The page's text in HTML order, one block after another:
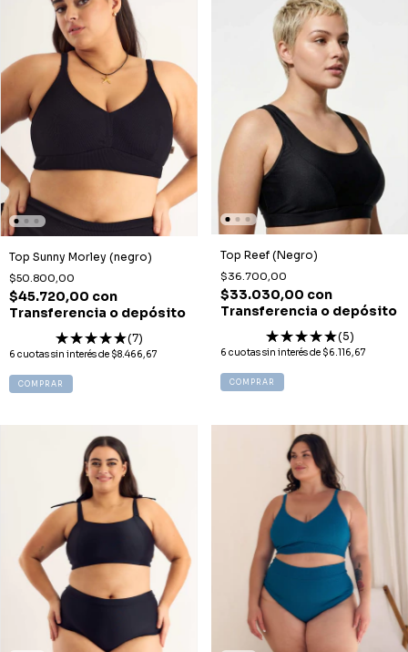
Top Sunny Morley (negro)
$50.800,00
$45.720,00 con
Transferencia o depósito
(7)
6 cuotas sin interés de $8.466,67
COMPRAR
Top Reef (Negro)
$36.700,00
$33.030,00 con
Transferencia o depósito
(5)
6 cuotas sin interés de $6.116,67
COMPRAR